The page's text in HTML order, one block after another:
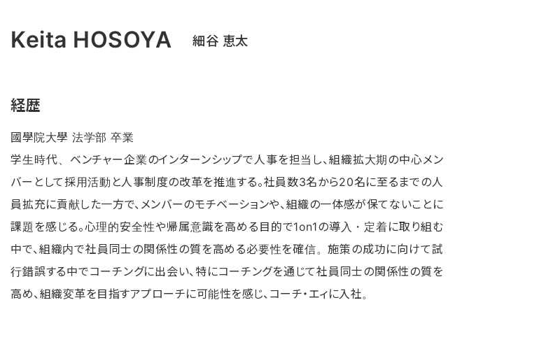
Keita HOSOYA 細谷 恵太
経歴
國學院大學 法学部 卒業
学生時代、ベンチャー企業のインターンシップで人事を担当し、組織拡大期の中心メン
バーとして採用活動と人事制度の改革を推進する。社員数3名から20名に至るまでの人
員拡充に貢献した一方で、メンバーのモチベーションや、組織の一体感が保てないことに
課題を感じる。心理的安全性や帰属意識を高める目的で1on1の導入・定着に取り組む
中で、組織内で社員同士の関係性の質を高める必要性を確信。施策の成功に向けて試
行錯誤する中でコーチングに出会い、特にコーチングを通じて社員同士の関係性の質を
高め、組織変革を目指すアプローチに可能性を感じ、コーチ・エィに入社。